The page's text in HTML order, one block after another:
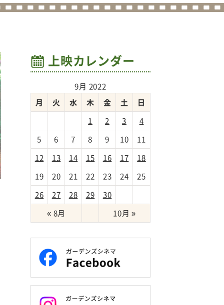
上映カレンダー
9月 2022
月
火 水 木 金 土
日
1
2 3
4
5
6 7 8 9 10
11
12
13 14 15 16 17
18
19
20 21 22 23 24
25
26
27 28 29
30
« 8月
10月 »